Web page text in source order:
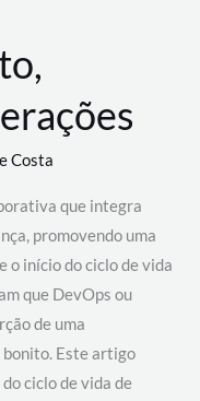
Costa
que integra
promovendo uma
o início do ciclo de vida
que DevOps ou
de uma
bonito. Este artigo
ciclo de vida de